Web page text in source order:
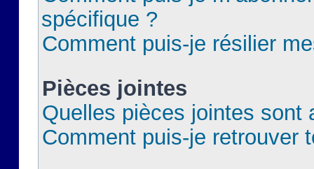
spécifique ?
Comment puis-je résilier
Pièces jointes
Quelles pièces jointes sont
Comment puis-je retrouver